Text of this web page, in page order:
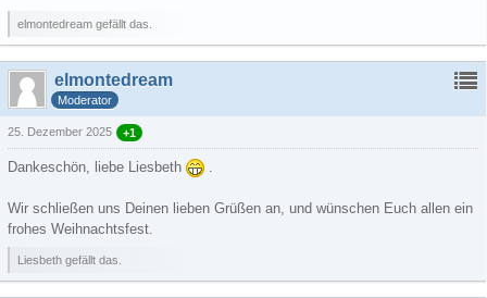
elmontedream gefällt das.
elmontedream
Moderator
25. Dezember 2025 +1
Dankeschön, liebe Liesbeth
Wir schließen uns Deinen lieben Grüßen an, und wünschen Euch allen ein
frohes Weihnachtsfest.
Liesbeth gefällt das.